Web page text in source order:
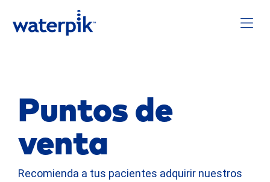
Puntos de
venta
Recomienda a tus pacientes adquirir nuestros